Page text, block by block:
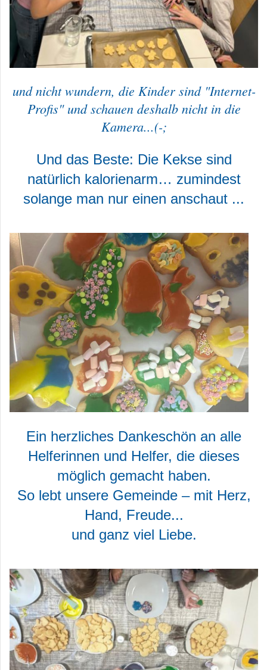
und nicht wundern, die Kinder sind "Internet-
Profis" und schauen deshalb nicht in die
Kamera...(-;
Und das Beste: Die Kekse sind
natürlich kalorienarm… zumindest
solange man nur einen anschaut ...
Ein herzliches Dankeschön an alle
Helferinnen und Helfer, die dieses
möglich gemacht haben.
So lebt unsere Gemeinde – mit Herz,
Hand, Freude...
und ganz viel Liebe.